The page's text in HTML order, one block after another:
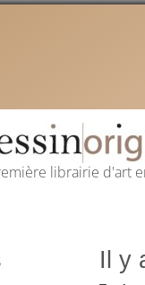
librairie d'art
Il y